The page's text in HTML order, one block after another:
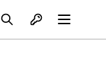
Otvori profil